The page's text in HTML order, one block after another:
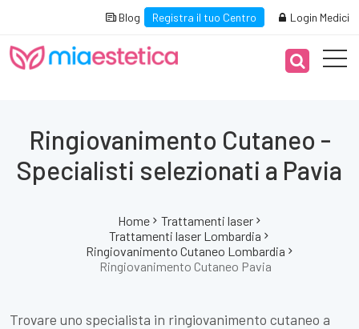
Blog Registra il tuo Centro Login Medici
Ringiovanimento Cutaneo -
Specialisti selezionati a Pavia
Home
Trattamenti laser
Trattamenti laser Lombardia
Ringiovanimento Cutaneo Lombardia
Ringiovanimento Cutaneo Pavia
Trovare uno specialista in ringiovanimento cutaneo a